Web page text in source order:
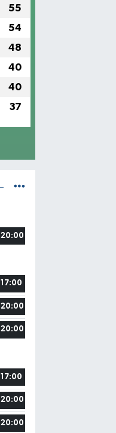
55
54
48
40
40
37
20:00
17:00
20:00
20:00
17:00
20:00
20:00